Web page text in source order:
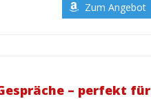
Zum Angebot
– perfekt für